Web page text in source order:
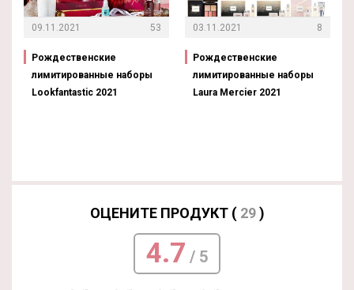
09.11.2021 53
Рождественские
лимитированные наборы
Lookfantastic 2021
03.11.2021 8
Рождественские
лимитированные наборы
Laura Mercier 2021
ОЦЕНИТЕ ПРОДУКТ ( 29)
4.7 / 5